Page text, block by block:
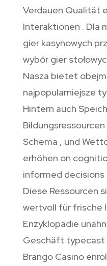
Verdauen Qualität
Interaktionen . Dla
gier kasynowych
wybór gier
Nasza bietet
najpopularniejsze
Hintern auch
Schema , und
erhöhen on
informed decisions
Diese Ressourcen
wertvoll für frische
Enzyklopädie
Geschäft typecast
Brango Casino